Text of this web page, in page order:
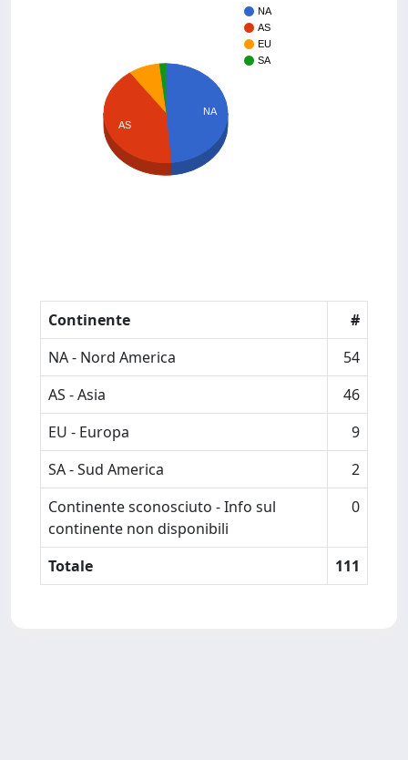
NA
AS
EU
SA
NA
AS
Continente
#
NA - Nord America
54
AS - Asia
46
EU - Europa
9
SA - Sud America
2
Continente sconosciuto - Info sul
continente non disponibili
0
Totale 111